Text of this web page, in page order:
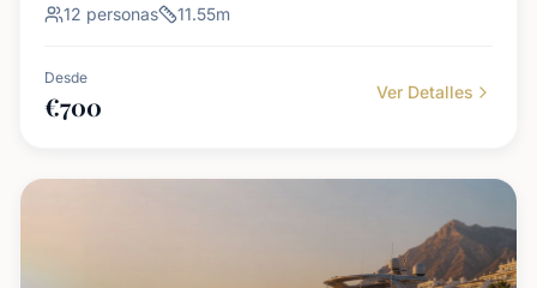
12 personas 11.55m
Desde
€700 Ver Detalles